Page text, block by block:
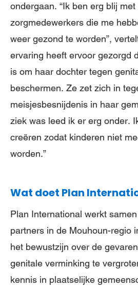
ondergaan. “Ik ben erg blij met
zorgmedewerkers die me
weer gezond te worden”,
ervaring heeft ervoor gezorgd
is om haar dochter tegen
beschermen. Ze zet zich in
meisjesbesnijdenis in haar
ziek was leed ik er erg onder.
creëren zodat kinderen niet
worden.”
Wat doet Plan
Plan International werkt
partners in de Mouhoun-regio
het bewustzijn over de
genitale verminking te
kennis in plaatselijke